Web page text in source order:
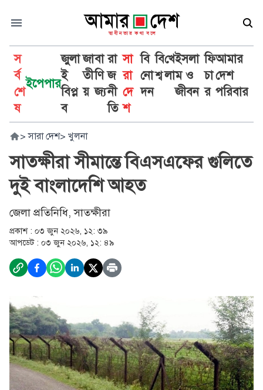
স
র্ব
শে
ষ
ইপেপার
জুলা
ই
বিপ্ল
ব
জা
তী
য়
বা
ণি
জ্য
রা
জ
নী
তি
সা
রা
দে
শ
বি
নো
দন
বি
শ্ব
খে
লা
ইসলা
ম ও
জীবন
ফি
চা
র
আমার
দেশ
পরিবার
> সারা দেশ> খুলনা
সাতক্ষীরা সীমান্তে বিএসএফের গুলিতে
দুই বাংলাদেশি আহত
জেলা প্রতিনিধি, সাতক্ষীরা
প্রকাশ : ০৩ জুন ২০২৬, ১২: ৩৯
আপডেট : ০৩ জুন ২০২৬, ১২: ৪৯